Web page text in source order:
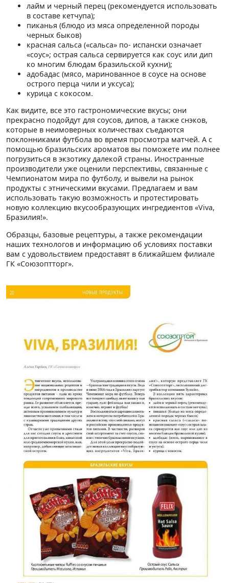
лайм и черный перец (рекомендуется использовать
в составе кетчупа);
пиканья (блюдо из мяса определенной породы
черных быков)
красная сальса («сальса» по- испански означает
«соус»; острая сальса сервируется как соус или дип
ко многим блюдам бразильской кухни);
адобадас (мясо, маринованное в соусе на основе
острого перца чили и уксуса);
курица с кокосом.
Как видите, все это гастрономические вкусы; они
прекрасно подойдут для соусов, дипов, а также снэков,
которые в неимоверных количествах съедаются
поклонниками футбола во время просмотра матчей. А с
помощью бразильских ароматов вы поможете им полнее
погрузиться в экзотику далекой страны. Иностранные
производители уже оценили перспективы, связанные с
Чемпионатом мира по футболу, и вывели на рынок
продукты с этническими вкусами. Предлагаем и вам
использовать такую возможность и протестировать
новую коллекцию вкусообразующих ингредиентов «Viva,
Бразилия!».
Образцы, базовые рецептуры, а также рекомендации
наших технологов и информацию об условиях поставки
вам с удовольствием предоставят в ближайшем филиале
ГК «Союзоптторг».